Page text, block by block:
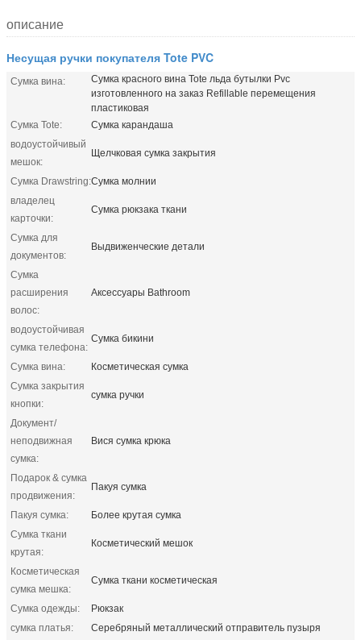
описание
Несущая ручки покупателя Tote PVC
Сумка вина:
Сумка красного вина Tote льда бутылки Pvc
изготовленного на заказ Refillable перемещения
пластиковая
Сумка Tote:
Сумка карандаша
водоустойчивый
мешок:
Щелчковая сумка закрытия
Сумка Drawstring:Сумка молнии
владелец
карточки:
Сумка рюкзака ткани
Сумка для
документов:
Выдвиженческие детали
Сумка
расширения
волос:
Аксессуары Bathroom
водоустойчивая
сумка телефона:
Сумка бикини
Сумка вина:
Косметическая сумка
Сумка закрытия
кнопки:
сумка ручки
Документ/
неподвижная
сумка:
Вися сумка крюка
Подарок & сумка
продвижения:
Пакуя сумка
Пакуя сумка:
Более крутая сумка
Сумка ткани
крутая:
Косметический мешок
Косметическая
сумка мешка:
Сумка ткани косметическая
Сумка одежды:
Рюкзак
сумка платья:
Серебряный металлический отправитель пузыря